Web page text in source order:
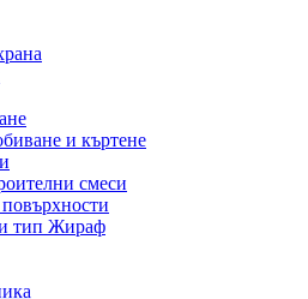
и къртене
смеси
тип Жираф